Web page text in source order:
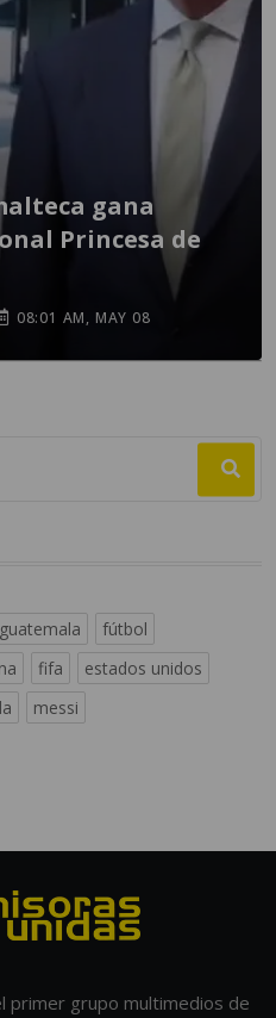
gana
Princesa de
08:01 AM, MAY 08
guatemala
fútbol
fifa
estados unidos
messi
primer grupo multimedios de